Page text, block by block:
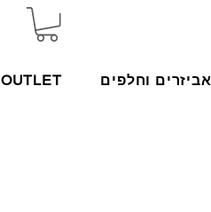
OUTLET אביזרים וחלפים